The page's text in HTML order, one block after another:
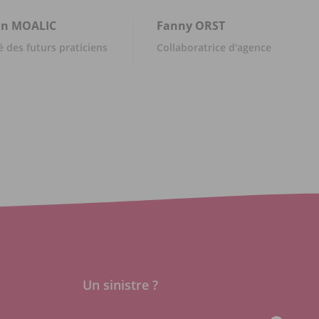
MOALIC
des futurs praticiens
Fanny ORST
Collaboratrice d'agence
Un sinistre ?